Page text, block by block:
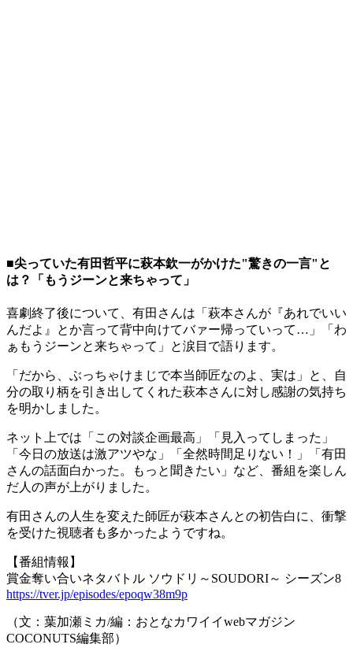
■尖っていた有田哲平に萩本欽一がかけた"驚きの一言"と
は？「もうジーンと来ちゃって」
喜劇終了後について、有田さんは「萩本さんが『あれでいい
んだよ』とか言って背中向けてバァー帰っていって…」「わ
ぁもうジーンと来ちゃって」と涙目で語ります。
「だから、ぶっちゃけまじで本当師匠なのよ、実は」と、自
分の取り柄を引き出してくれた萩本さんに対し感謝の気持ち
を明かしました。
ネット上では「この対談企画最高」「見入ってしまった」
「今日の放送は激アツやな」「全然時間足りない！」「有田
さんの話面白かった。もっと聞きたい」など、番組を楽しん
だ人の声が上がりました。
有田さんの人生を変えた師匠が萩本さんとの初告白に、衝撃
を受けた視聴者も多かったようですね。
【番組情報】
賞金奪い合いネタバトル ソウドリ～SOUDORI～ シーズン8
https://tver.jp/episodes/epoqw38m9p
（文：葉加瀬ミカ/編：おとなカワイイwebマガジン
COCONUTS編集部）